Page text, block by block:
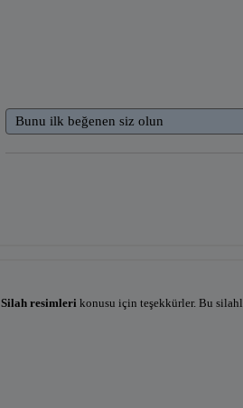
Bunu ilk beğenen siz olun
Silah resimleri konusu için teşekkürler. Bu